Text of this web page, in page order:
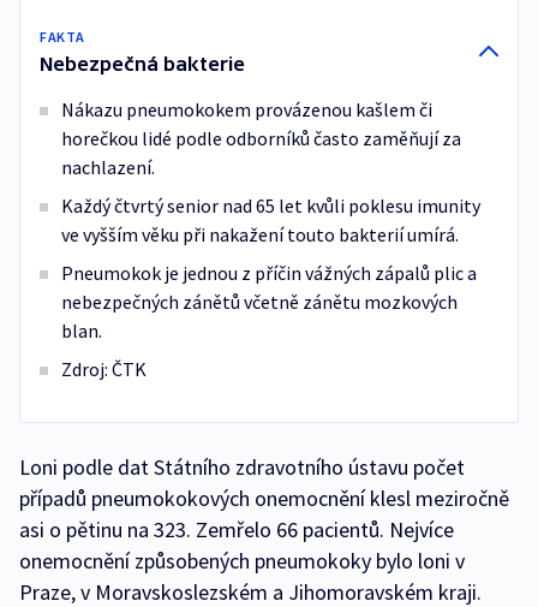
FAKTA
Nebezpečná bakterie
Nákazu pneumokokem provázenou kašlem či
horečkou lidé podle odborníků často zaměňují za
nachlazení.
Každý čtvrtý senior nad 65 let kvůli poklesu imunity
ve vyšším věku při nakažení touto bakterií umírá.
Pneumokok je jednou z příčin vážných zápalů plic a
nebezpečných zánětů včetně zánětu mozkových
blan.
Zdroj: ČTK
Loni podle dat Státního zdravotního ústavu počet
případů pneumokokových onemocnění klesl meziročně
asi o pětinu na 323. Zemřelo 66 pacientů. Nejvíce
onemocnění způsobených pneumokoky bylo loni v
Praze, v Moravskoslezském a Jihomoravském kraji.